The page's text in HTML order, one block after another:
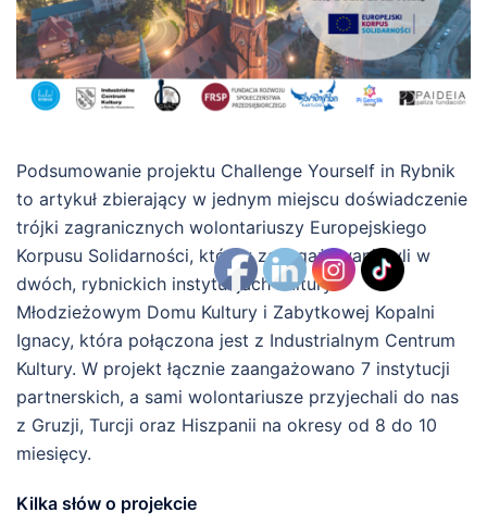
Podsumowanie projektu Challenge Yourself in Rybnik
to artykuł zbierający w jednym miejscu doświadczenie
trójki zagranicznych wolontariuszy Europejskiego
Korpusu Solidarności, którzy zaangażowani byli w
dwóch, rybnickich instytucjach kultury –
Młodzieżowym Domu Kultury i Zabytkowej Kopalni
Ignacy, która połączona jest z Industrialnym Centrum
Kultury. W projekt łącznie zaangażowano 7 instytucji
partnerskich, a sami wolontariusze przyjechali do nas
z Gruzji, Turcji oraz Hiszpanii na okresy od 8 do 10
miesięcy.
Kilka słów o projekcie